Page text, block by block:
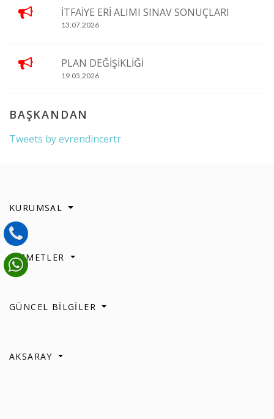
İTFAİYE ERİ ALIMI SINAV SONUÇLARI
13.07.2026
PLAN DEĞİŞİKLİĞİ
19.05.2026
BAŞKANDAN
Tweets by evrendincertr
KURUMSAL
HİZMETLER
GÜNCEL BİLGİLER
AKSARAY